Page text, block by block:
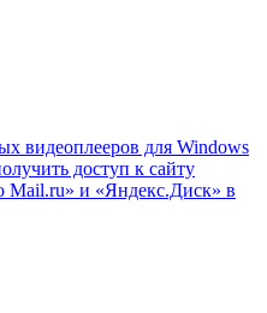
видеоплееров для Windows
доступ к сайту
Mail.ru» и «Яндекс.Диск» в